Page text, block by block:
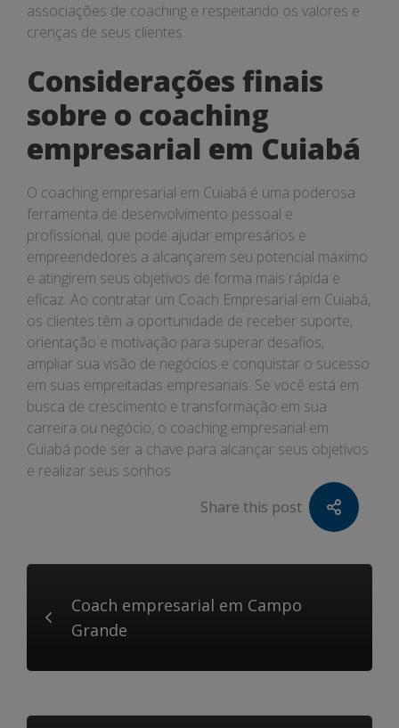
associações de coaching e respeitando os valores e
crenças de seus clientes.
Considerações finais
sobre o coaching
empresarial em Cuiabá
O coaching empresarial em Cuiabá é uma poderosa
ferramenta de desenvolvimento pessoal e
profissional, que pode ajudar empresários e
empreendedores a alcançarem seu potencial máximo
e atingirem seus objetivos de forma mais rápida e
eficaz. Ao contratar um Coach Empresarial em Cuiabá,
os clientes têm a oportunidade de receber suporte,
orientação e motivação para superar desafios,
ampliar sua visão de negócios e conquistar o sucesso
em suas empreitadas empresariais. Se você está em
busca de crescimento e transformação em sua
carreira ou negócio, o coaching empresarial em
Cuiabá pode ser a chave para alcançar seus objetivos
e realizar seus sonhos.
Share this post
Coach empresarial em Campo
Grande